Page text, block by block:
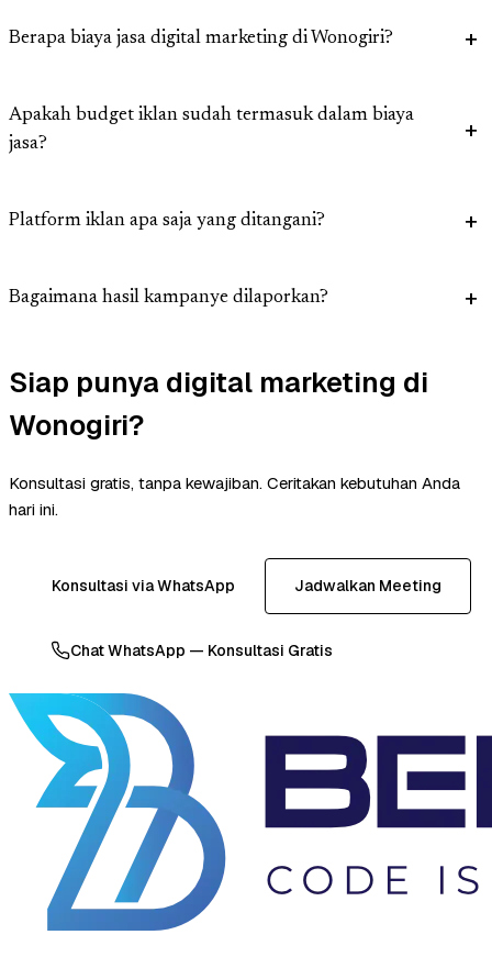
Berapa biaya jasa digital marketing di Wonogiri?
Apakah budget iklan sudah termasuk dalam biaya
jasa?
Platform iklan apa saja yang ditangani?
Bagaimana hasil kampanye dilaporkan?
Siap punya digital marketing di
Wonogiri?
Konsultasi gratis, tanpa kewajiban. Ceritakan kebutuhan Anda
hari ini.
Konsultasi via WhatsApp Jadwalkan Meeting
Chat WhatsApp — Konsultasi Gratis